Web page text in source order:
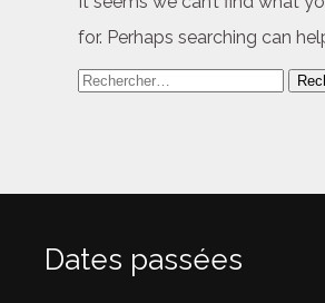
for. Perhaps searching can
Rechercher :
Dates passées